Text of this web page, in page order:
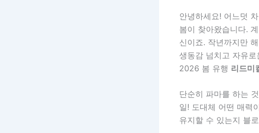
안녕하세요! 어느덧
봄이 찾아왔습니다.
신이죠. 작년까지만
생동감 넘치고 자유
2026 봄 유행 리드미
단순히 파마를 하는
일! 도대체 어떤 매력
유지할 수 있는지 블